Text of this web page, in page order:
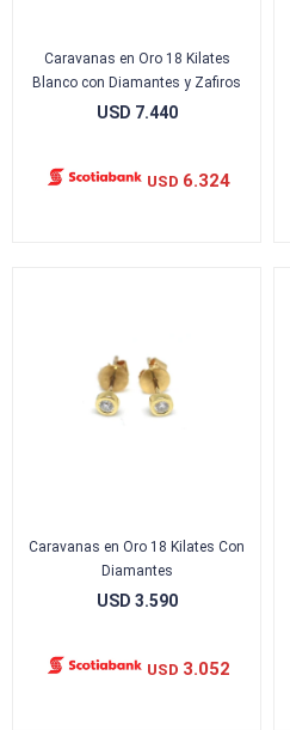
Caravanas en Oro 18 Kilates
Blanco con Diamantes y Zafiros
USD 7.440
USD 6.324
Caravanas en Oro 18 Kilates Con
Diamantes
USD 3.590
USD 3.052